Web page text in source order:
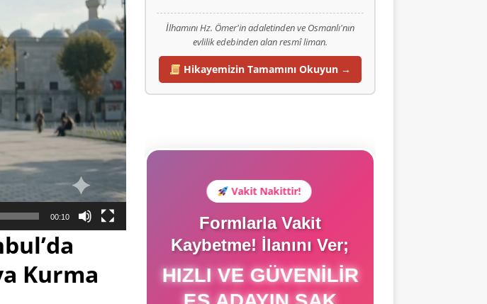
00:10
Kurma
İlhamını Hz. Ömer'in adaletinden ve Osmanlı'nın
evlilik edebinden alan resmî liman.
Hikayemizin Tamamını Okuyun →
Vakit Nakittir!
Formlarla Vakit
Kaybetme! İlanını Ver;
HIZLI VE GÜVENILIR